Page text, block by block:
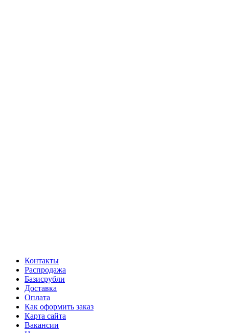
Контакты
Распродажа
Базисрубли
Доставка
Оплата
Как оформить заказ
Карта сайта
Вакансии